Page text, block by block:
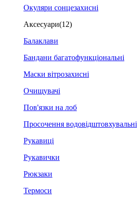
Окуляри сонцезахисні
Аксесуари(12)
Балаклави
Бандани багатофункціональні
Маски вітрозахисні
Очищувачі
Пов'язки на лоб
Просочення водовідштовхувальні
Рукавиці
Рукавички
Рюкзаки
Термоси